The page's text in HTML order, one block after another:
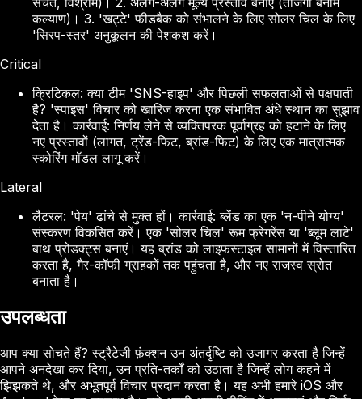
कल्याण)। 3. 'खट्टे' फीडबैक को संभालने के लिए सोलर चिल के लिए
'सिरप-स्तर' अनुकूलन की पेशकश करें।
Critical
क्रिटिकल: क्या टीम 'SNS-हाइप' और पिछली सफलताओं से पक्षपाती
है? 'स्पाइस' विचार को खारिज करना एक संभावित अंधे स्थान का सुझाव
देता है। कार्रवाई: निर्णय लेने से व्यक्तिपरक पूर्वाग्रह को हटाने के लिए
नए प्रस्तावों (लागत, ट्रेंड-फिट, ब्रांड-फिट) के लिए एक मात्रात्मक
स्कोरिंग मॉडल लागू करें।
Lateral
लैटरल: 'पेय' ढांचे से मुक्त हों। कार्रवाई: ब्लेंड का एक 'न-पीने योग्य'
संस्करण विकसित करें। एक 'सोलर चिल' रूम फ्रेगरेंस या 'ब्लूम लाटे'
बाथ प्रोडक्ट्स बनाएं। यह ब्रांड को लाइफस्टाइल सामानों में विस्तारित
करता है, गैर-कॉफी ग्राहकों तक पहुंचता है, और नए राजस्व स्रोत
बनाता है।
उपलब्धता
आप क्या सोचते हैं? स्ट्रैटेजी फ़ंक्शन उन अंतर्दृष्टि को उजागर करता है जिन्हें
आपने अनदेखा कर दिया, उन प्रति-तर्कों को उठाता है जिन्हें लोग कहने में
झिझकते थे, और अभूतपूर्व विचार प्रदान करता है। यह अभी हमारे iOS और